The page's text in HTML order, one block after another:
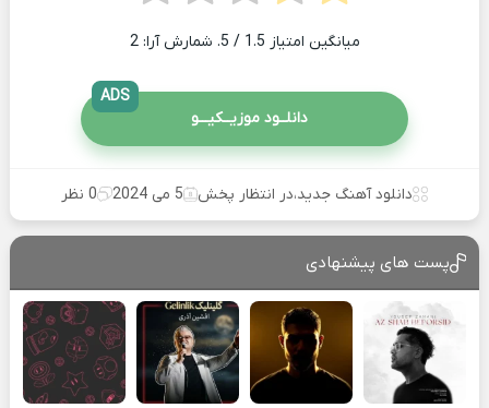
میانگین امتیاز 1.5 / 5. شمارش آرا: 2
دانلــود موزیــکیـــو
ADS
دانلود آهنگ جدید،در انتظار پخش 5 می 2024 0 نظر
پست های پیشنهادی